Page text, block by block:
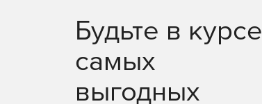
Будьте в курсе
самых
выгодных